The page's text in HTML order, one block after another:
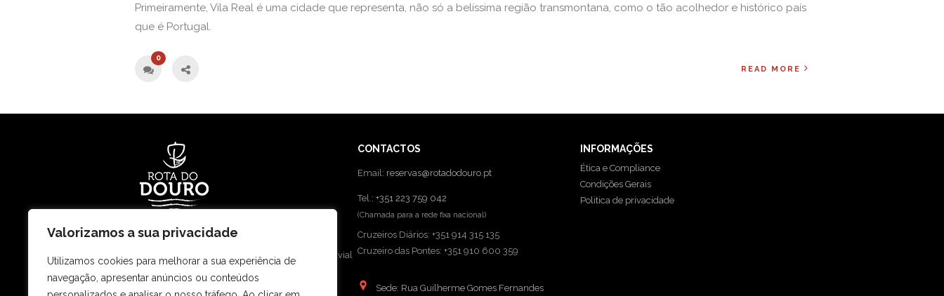
Valorizamos a sua privacidade
Utilizamos cookies para melhorar a sua experiência de
navegação, apresentar anúncios ou conteúdos
Primeiramente, Vila Real é uma cidade que representa, não só a belíssima região transmontana, como o tão acolhedor e histórico país
que é Portugal.
0
READ MORE
Rota Ouro do Douro – Restauração e Turismo Fluvial
CONTACTOS
Email: reservas@rotadodouro.pt
Tel.: +351 223 759 042
(Chamada para a rede fixa nacional)
Cruzeiros Diários: +351 914 315 135
Cruzeiro das Pontes: +351 910 600 359
Sede: Rua Guilherme Gomes Fernandes
INFORMAÇÕES
Ética e Compliance
Condições Gerais
Politica de privacidade